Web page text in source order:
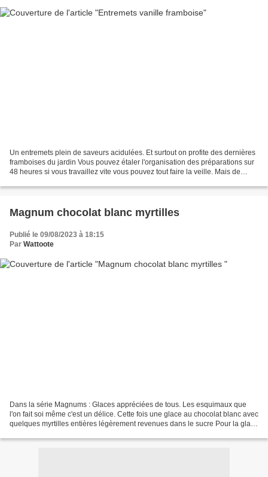
Un entremets plein de saveurs acidulées. Et surtout on profite des dernières
framboises du jardin Vous pouvez étaler l'organisation des préparations sur
48 heures si vous travaillez vite vous pouvez tout faire la veille. Mais de
Magnum chocolat blanc myrtilles
Publié le 09/08/2023 à 18:15
Par Wattoote
Dans la série Magnums : Glaces appréciées de tous. Les esquimaux que
l'on fait soi même c'est un délice. Cette fois une glace au chocolat blanc avec
quelques myrtilles entières légèrement revenues dans le sucre Pour la glace